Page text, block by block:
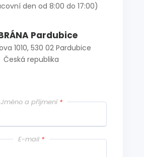
den od 8:00 do 17:00)
Pardubice
1010, 530 02 Pardubice
Česká republika
Jméno a příjmení *
E-mail *